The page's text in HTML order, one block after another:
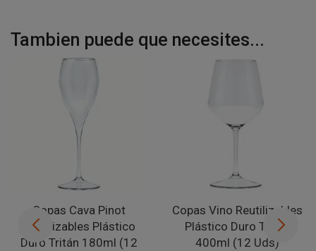
Tambien puede que necesites...
Copas Cava Pinot
Reutilizables Plástico
Duro Tritán 180ml (12
Copas Vino Reutilizables
Plástico Duro Tritán
400ml (12 Uds)